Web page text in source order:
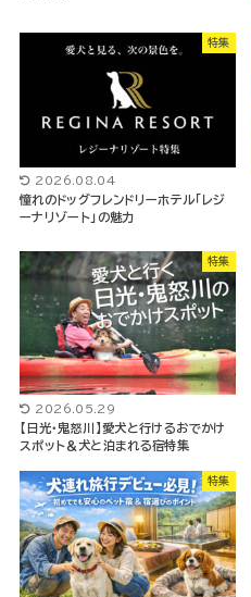
特集
2026.08.04
憧れのドッグフレンドリーホテル「レジ
ーナリゾート」の魅力
特集
2026.05.29
【日光・鬼怒川】愛犬と行けるおでかけ
スポット＆犬と泊まれる宿特集
特集